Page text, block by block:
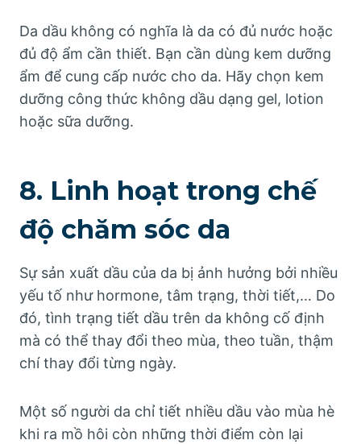
Da dầu không có nghĩa là da có đủ nước hoặc
đủ độ ẩm cần thiết. Bạn cần dùng kem dưỡng
ẩm để cung cấp nước cho da. Hãy chọn kem
dưỡng công thức không dầu dạng gel, lotion
hoặc sữa dưỡng.
8. Linh hoạt trong chế
độ chăm sóc da
Sự sản xuất dầu của da bị ảnh hưởng bởi nhiều
yếu tố như hormone, tâm trạng, thời tiết,… Do
đó, tình trạng tiết dầu trên da không cố định
mà có thể thay đổi theo mùa, theo tuần, thậm
chí thay đổi từng ngày.
Một số người da chỉ tiết nhiều dầu vào mùa hè
khi ra mồ hôi còn những thời điểm còn lại